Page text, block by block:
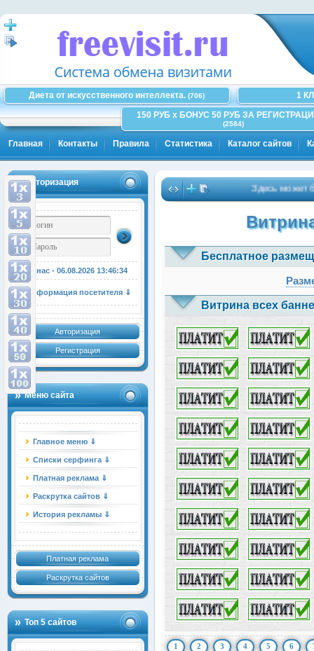
Диета от искусственного интеллекта. (706)
1
150 РУБ x БОНУС 50 РУБ ЗА
(2584)
Главная Контакты Правила Статистика Каталог сайтов
Авторизация
У нас - 06.08.2026 13:46:34
Информация посетителя ⇓
Авторизация
Регистрация
Меню сайта
Главное меню ⇓
Списки серфинга ⇓
Платная реклама ⇓
Раскрутка сайтов ⇓
История рекламы ⇓
Платная реклама
Раскрутка сайтов
Топ 5 сайтов
Здесь может
Бесплатное
Витрина всех
1 2 3 4 5 6